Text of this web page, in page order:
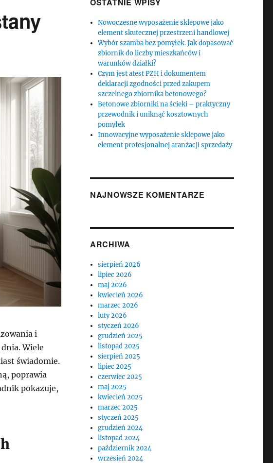
i
Wiele
świadomie.
poprawia
pokazuje,
Nowoczesne wyposażenie sklepowe jako
element skutecznej przestrzeni handlowej
Wybór szamba bez pomyłek. Jak dopasować
zbiornik do liczby mieszkańców i
warunków działki?
Czym jest atest PZH i dokumentem
deklaracji zgodności przed zakupem
szczelnego zbiornika betonowego?
Betonowe zbiorniki na ścieki – praktyczny
przewodnik i uniknąć kosztownych
pomyłek
Innowacyjne wyposażenie sklepowe jako
element profesjonalnej aranżacji sprzedaży
NAJNOWSZE KOMENTARZE
ARCHIWA
sierpień 2026
lipiec 2026
maj 2026
kwiecień 2026
marzec 2026
luty 2026
styczeń 2026
grudzień 2025
listopad 2025
sierpień 2025
lipiec 2025
czerwiec 2025
maj 2025
kwiecień 2025
marzec 2025
styczeń 2025
grudzień 2024
listopad 2024
październik 2024
wrzesień 2024